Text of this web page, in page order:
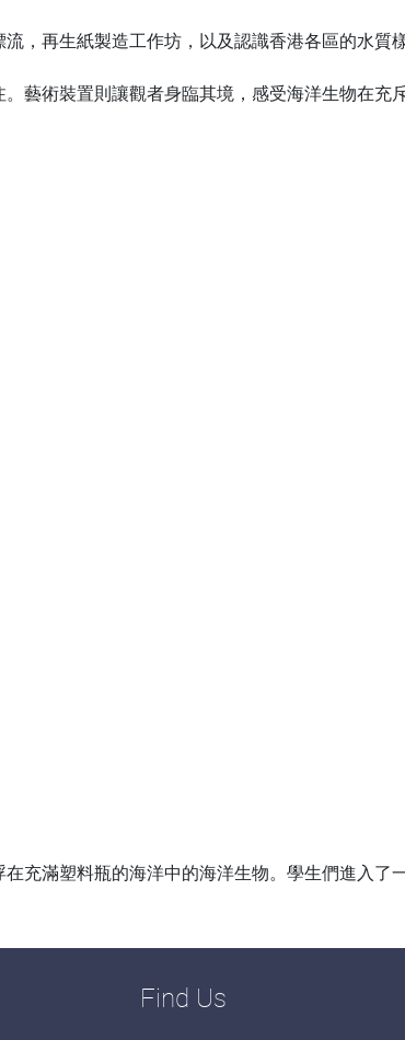
，再生紙製造工作坊，以及認識香港各區的水質樣
藝術裝置則讓觀者身臨其境，感受海洋生物在充
充滿塑料瓶的海洋中的海洋生物。學生們進入了
Find Us